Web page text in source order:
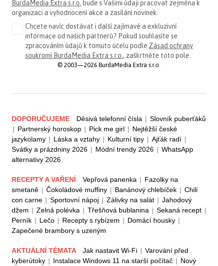
BurdaMedia Extra s.r.o. bude s Vašimi údaji pracovat zejména k
organizaci a vyhodnocení akce a zasílání novinek.
Chcete navíc dostávat i další zajímavé a exkluzivní
informace od našich partnerů? Pokud souhlasíte se
zpracováním údajů k tomuto účelu podle Zásad ochrany
soukromí BurdaMedia Extra s.r.o. , zaškrtněte toto pole.
© 2003—2026 BurdaMedia Extra s.r.o.
DOPORUČUJEME Děsivá telefonní čísla | Slovník puberťáků
| Partnerský horoskop | Pick me girl | Nejtěžší české
jazykolamy | Láska a vztahy | Kulturní tipy | Ajťák radí |
Svátky a prázdniny 2026 | Módní trendy 2026 | WhatsApp
alternativy 2026
RECEPTY A VAŘENÍ Vepřová panenka | Fazolky na
smetaně | Čokoládové muffiny | Banánový chlebíček | Chili
con carne | Sportovní nápoj | Zálivky na salát | Jahodový
džem | Zelná polévka | Třešňová bublanina | Sekaná recept |
Perník | Lečo | Recepty s rybízem | Domácí housky |
Zapečené brambory s uzeným
AKTUÁLNÍ TÉMATA Jak nastavit Wi-Fi | Varování před
kyberútoky | Instalace Windows 11 na starší počítač | Nový